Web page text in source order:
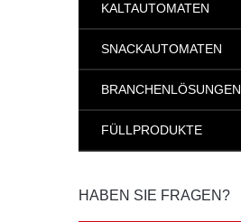
KALTAUTOMATEN
SNACKAUTOMATEN
BRANCHENLÖSUNGEN
FÜLLPRODUKTE
HABEN SIE FRAGEN?